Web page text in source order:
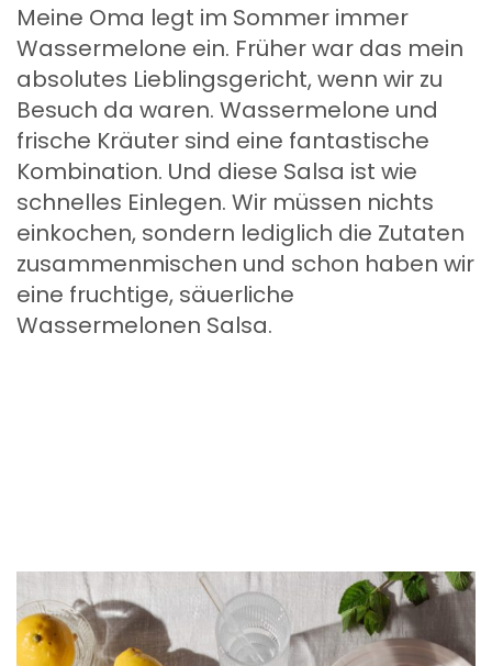
Meine Oma legt im Sommer immer
Wassermelone ein. Früher war das mein
absolutes Lieblingsgericht, wenn wir zu
Besuch da waren. Wassermelone und
frische Kräuter sind eine fantastische
Kombination. Und diese Salsa ist wie
schnelles Einlegen. Wir müssen nichts
einkochen, sondern lediglich die Zutaten
zusammenmischen und schon haben wir
eine fruchtige, säuerliche
Wassermelonen Salsa.